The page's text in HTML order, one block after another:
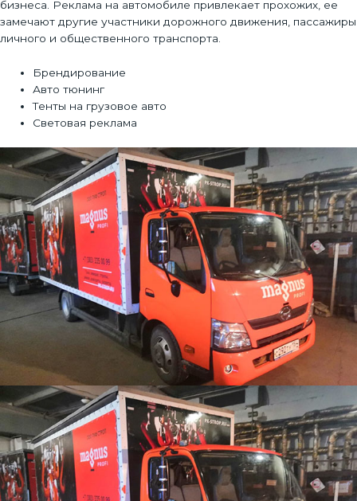
бизнеса. Реклама на автомобиле привлекает прохожих, ее
замечают другие участники дорожного движения, пассажиры
личного и общественного транспорта.
Брендирование
Авто тюнинг
Тенты на грузовое авто
Световая реклама